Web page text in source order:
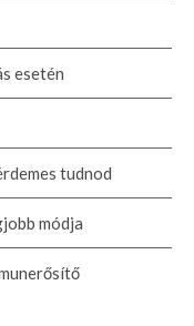
esetén
tudnod
módja